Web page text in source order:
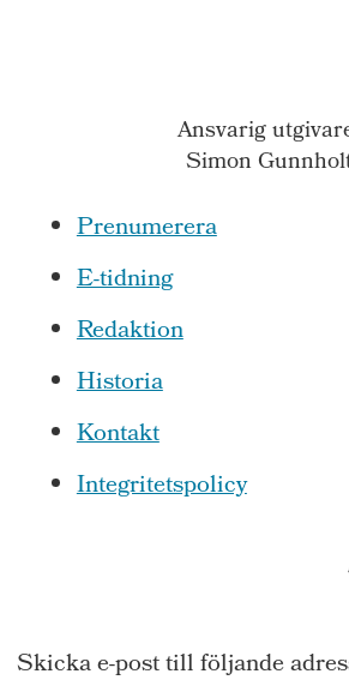
Ansvarig
Simon
Prenumerera
E-tidning
Redaktion
Historia
Kontakt
Integritetspolicy
Skicka e-post till följande